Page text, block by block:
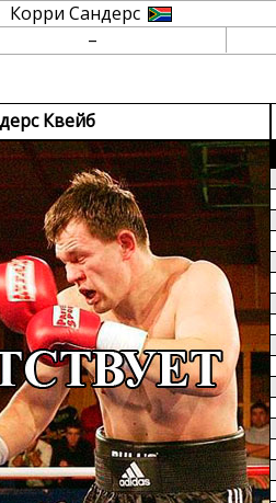
Корри Сандерс
–
Квейб